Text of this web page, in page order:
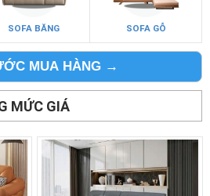
SOFA BĂNG SOFA GỖ
MUA HÀNG →
MỨC GIÁ